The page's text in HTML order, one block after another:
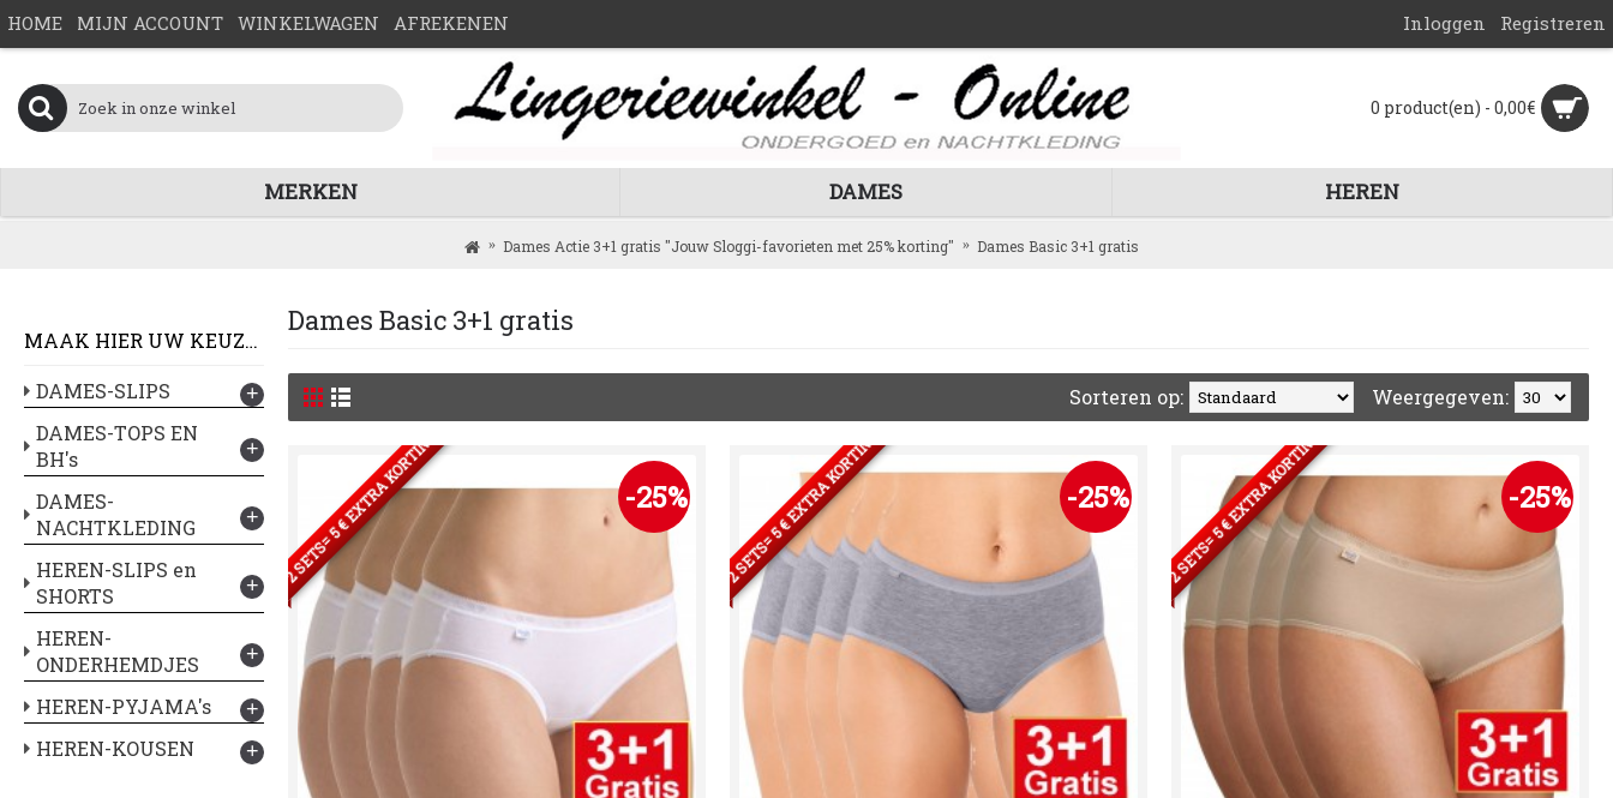
HOME MIJN ACCOUNT WINKELWAGEN AFREKENEN Inloggen Registreren
0 product(en) - 0,00€
MERKEN DAMES HEREN
Dames Actie 3+1 gratis "Jouw Sloggi-favorieten met 25% korting" Dames Basic 3+1 gratis
MAAK HIER UW KEUZE :
DAMES-SLIPS
+
DAMES-TOPS EN
BH's
+
DAMES-
NACHTKLEDING
+
HEREN-SLIPS en
SHORTS
+
HEREN-
ONDERHEMDJES
+
HEREN-PYJAMA's +
HEREN-KOUSEN +
Dames Basic 3+1 gratis
Weergegeven:
Sorteren op:
2 SETS= 5 € EXTRA KORTING -25% 2 SETS= 5 € EXTRA KORTING -25% 2 SETS= 5 € EXTRA KORTING -25%